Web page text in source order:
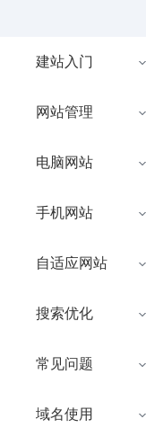
建站入门
网站管理
电脑网站
手机网站
自适应网站
搜索优化
常见问题
域名使用